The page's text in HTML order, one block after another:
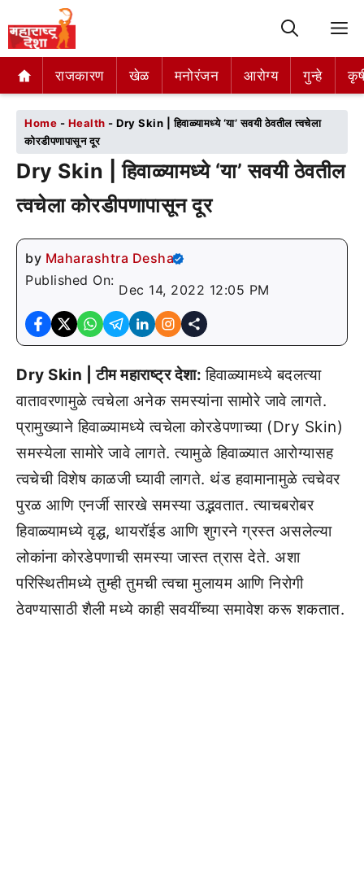
राजकारण खेळ मनोरंजन आरोग्य गुन्हे
राजकारण खेळ मनोरंजन आरोग्य गुन्हे
Home - Health - Dry Skin | हिवाळ्यामध्ये ‘या’ सवयी ठेवतील त्वचेला
कोरडीपणापासून दूर
Dry Skin | हिवाळ्यामध्ये ‘या’ सवयी ठेवतील
त्वचेला कोरडीपणापासून दूर
by Maharashtra Desha
Published On:
Dec 14, 2022 12:05 PM
Dry Skin | टीम महाराष्ट्र देशा:हिवाळ्यामध्ये बदलत्या
वातावरणामुळे त्वचेला अनेक समस्यांना सामोरे जावे लागते.
प्रामुख्याने हिवाळ्यामध्ये त्वचेला कोरडेपणाच्या (Dry Skin)
समस्येला सामोरे जावे लागते. त्यामुळे हिवाळ्यात आरोग्यासह
त्वचेची विशेष काळजी घ्यावी लागते. थंड हवामानामुळे त्वचेवर
पुरळ आणि एनर्जी सारखे समस्या उद्भवतात. त्याचबरोबर
हिवाळ्यामध्ये वृद्ध, थायरॉईड आणि शुगरने ग्रस्त असलेल्या
लोकांना कोरडेपणाची समस्या जास्त त्रास देते. अशा
परिस्थितीमध्ये तुम्ही तुमची त्वचा मुलायम आणि निरोगी
ठेवण्यासाठी शैली मध्ये काही सवयींच्या समावेश करू शकतात.